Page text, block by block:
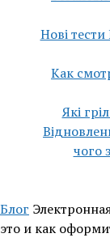
Нові
Как
Які
чого
Блог
это и как